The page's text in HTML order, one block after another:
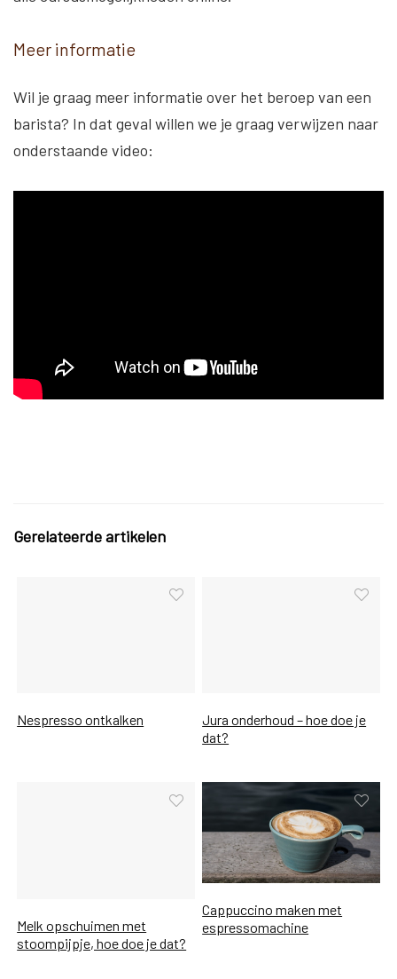
Meer informatie
Wil je graag meer informatie over het beroep van een
barista? In dat geval willen we je graag verwijzen naar
onderstaande video:
Gerelateerde artikelen
Nespresso ontkalken
Jura onderhoud – hoe doe je
dat?
Melk opschuimen met
stoompijpje, hoe doe je dat?
Cappuccino maken met
espressomachine